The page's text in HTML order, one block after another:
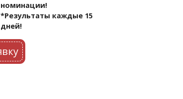
номинации!
*Результаты каждые 15
дней!